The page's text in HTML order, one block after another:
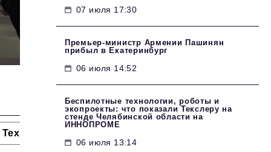
Технологии и тренды
07 июля 17:30
Премьер-министр Армении Пашинян
прибыл в Екатеринбург
06 июля 14:52
Беспилотные технологии, роботы и
экопроекты: что показали Текслеру на
стенде Челябинской области на
ИННОПРОМЕ
06 июля 13:14